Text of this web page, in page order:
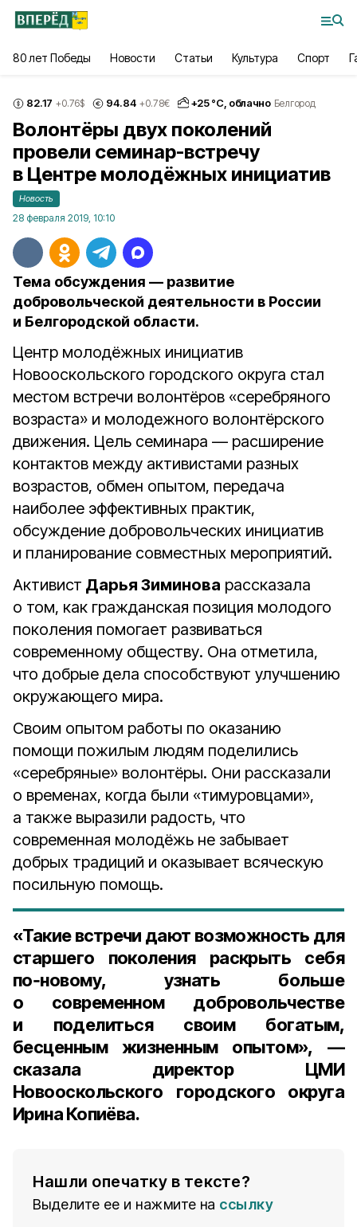
80 лет Победы Новости Статьи Культура Спорт
82.17 +0.76$ 94.84 +0.78€ +25°С, облачно Белгород
Волонтёры двух поколений
провели семинар-встречу
в Центре молодёжных инициатив
Новость
28 февраля 2019, 10:10
Тема обсуждения — развитие
добровольческой деятельности в России
и Белгородской области.
Центр молодёжных инициатив
Новооскольского городского округа стал
местом встречи волонтёров «серебряного
возраста» и молодежного волонтёрского
движения. Цель семинара — расширение
контактов между активистами разных
возрастов, обмен опытом, передача
наиболее эффективных практик,
обсуждение добровольческих инициатив
и планирование совместных мероприятий.
Активист Дарья Зиминова рассказала
о том, как гражданская позиция молодого
поколения помогает развиваться
современному обществу. Она отметила,
что добрые дела способствуют улучшению
окружающего мира.
Своим опытом работы по оказанию
помощи пожилым людям поделились
«серебряные» волонтёры. Они рассказали
о временах, когда были «тимуровцами»,
а также выразили радость, что
современная молодёжь не забывает
добрых традиций и оказывает всяческую
посильную помощь.
«Такие встречи дают возможность для
старшего поколения раскрыть себя
по‑новому, узнать больше
о современном добровольчестве
и поделиться своим богатым,
бесценным жизненным опытом», —
сказала директор ЦМИ
Новооскольского городского округа
Ирина Копиёва.
Нашли опечатку в тексте?
Выделите ее и нажмите на ссылку